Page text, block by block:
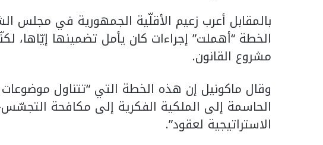
بالمقابل أعرب زعيم الأقلّية الجمهورية في مجلس
الخطة “أهملت” إجراءات كان يأمل تضمينها إيّاها،
مشروع القانون.
وقال ماكونيل إن هذه الخطة التي “تتناول
الحاسمة إلى الملكية الفكرية إلى مكافحة
الاستراتيجية لعقود”.